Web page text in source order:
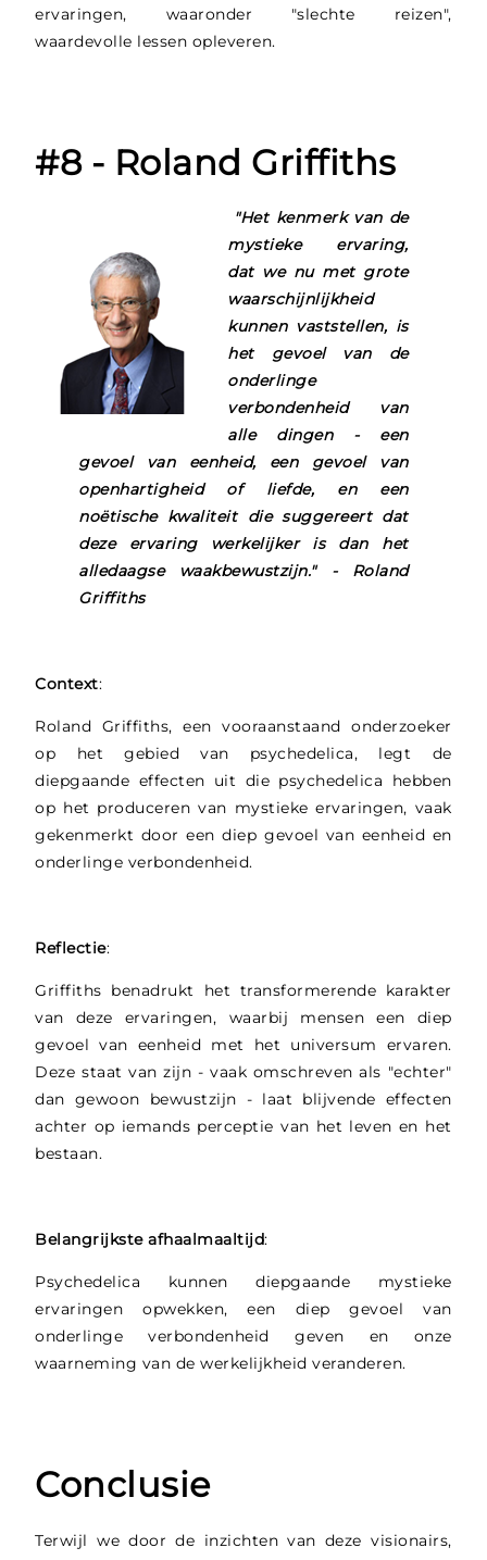
ervaringen, waaronder "slechte reizen",
waardevolle lessen opleveren.
#8 - Roland Griffiths
"Het kenmerk van de
mystieke ervaring,
dat we nu met grote
waarschijnlijkheid
kunnen vaststellen, is
het gevoel van de
onderlinge
verbondenheid van
alle dingen - een
gevoel van eenheid, een gevoel van
openhartigheid of liefde, en een
noëtische kwaliteit die suggereert dat
deze ervaring werkelijker is dan het
alledaagse waakbewustzijn." - Roland
Griffiths
Context:
Roland Griffiths, een vooraanstaand onderzoeker
op het gebied van psychedelica, legt de
diepgaande effecten uit die psychedelica hebben
op het produceren van mystieke ervaringen, vaak
gekenmerkt door een diep gevoel van eenheid en
onderlinge verbondenheid.
Reflectie:
Griffiths benadrukt het transformerende karakter
van deze ervaringen, waarbij mensen een diep
gevoel van eenheid met het universum ervaren.
Deze staat van zijn - vaak omschreven als "echter"
dan gewoon bewustzijn - laat blijvende effecten
achter op iemands perceptie van het leven en het
bestaan.
Belangrijkste afhaalmaaltijd:
Psychedelica kunnen diepgaande mystieke
ervaringen opwekken, een diep gevoel van
onderlinge verbondenheid geven en onze
waarneming van de werkelijkheid veranderen.
Conclusie
Terwijl we door de inzichten van deze visionairs,